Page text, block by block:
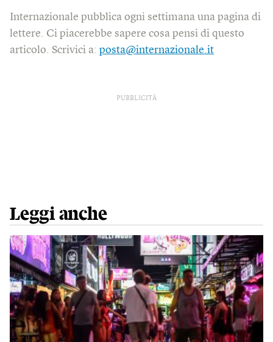
Internazionale pubblica ogni settimana una pagina di
lettere. Ci piacerebbe sapere cosa pensi di questo
articolo. Scrivici a: posta@internazionale.it
PUBBLICITÀ
Leggi anche